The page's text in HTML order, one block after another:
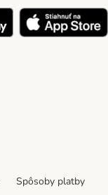
Spôsoby platby